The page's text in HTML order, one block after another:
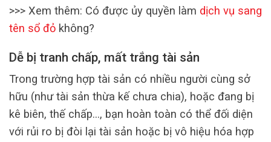
>>> Xem thêm: Có được ủy quyền làm dịch vụ sang
tên sổ đỏ không?
Dễ bị tranh chấp, mất trắng tài sản
Trong trường hợp tài sản có nhiều người cùng sở
hữu (như tài sản thừa kế chưa chia), hoặc đang bị
kê biên, thế chấp…, bạn hoàn toàn có thể đối diện
với rủi ro bị đòi lại tài sản hoặc bị vô hiệu hóa hợp